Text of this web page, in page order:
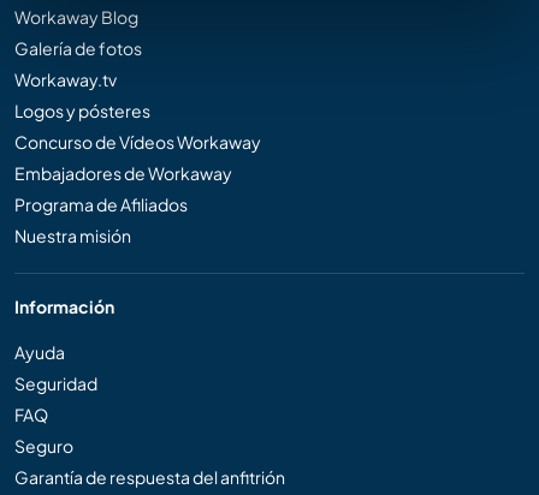
Workaway Blog
Galería de fotos
Workaway.tv
Logos y pósteres
Concurso de Vídeos Workaway
Embajadores de Workaway
Programa de Afiliados
Nuestra misión
Información
Ayuda
Seguridad
FAQ
Seguro
Garantía de respuesta del anfitrión